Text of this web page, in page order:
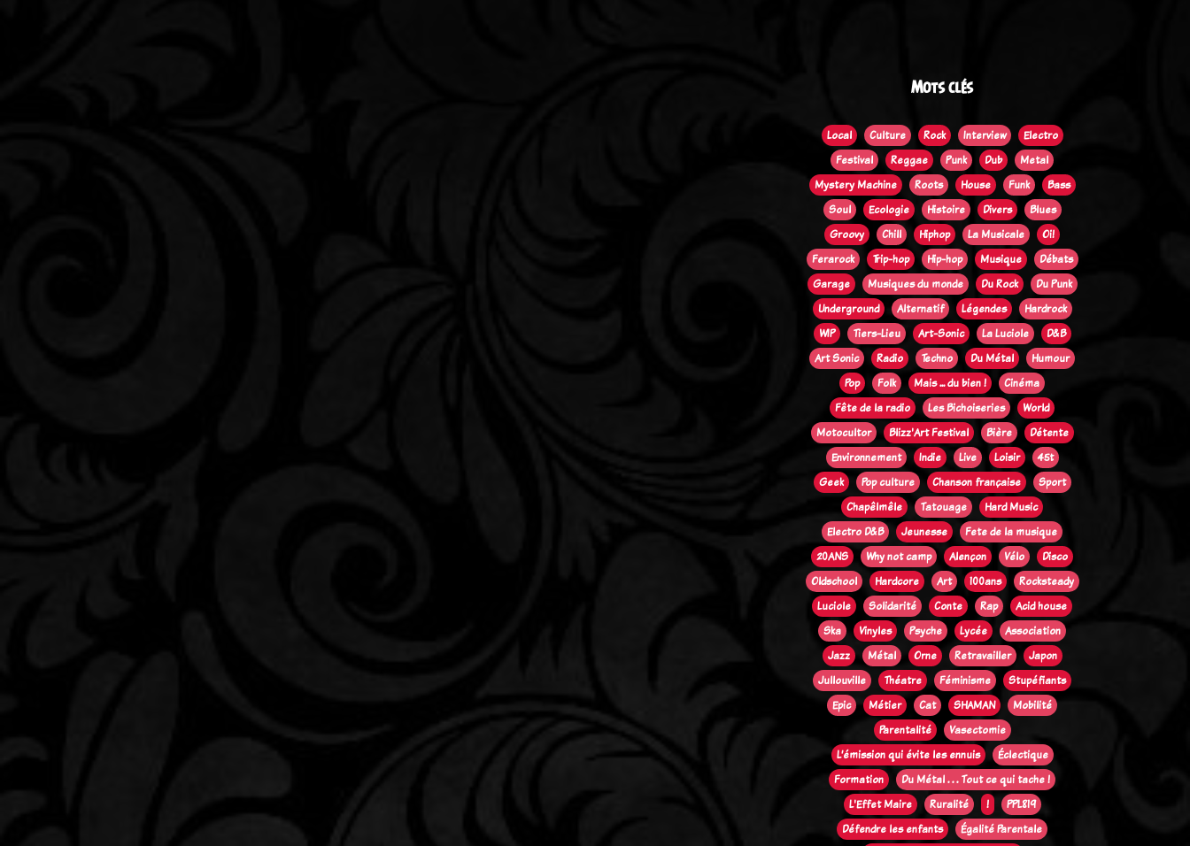
Mots clés
Local Culture Rock Interview
Electro
Festival
Reggae Punk Dub
Metal
Mystery Machine
Roots House Funk
Bass
Soul
Ecologie Histoire Divers
Blues
Groovy
Chill Hiphop La Musicale
Oi!
Ferarock
Trip-hop Hip-hop Musique
Débats
Garage
Musiques du monde Du Rock
Du Punk
Underground
Alternatif Légendes
Hardrock
WIP
Tiers-Lieu Art-Sonic La Luciole
D&B
Art Sonic
Radio Techno Du Métal
Humour
Pop
Folk Mais ... du bien !
Cinéma
Fête de la radio
Les Bichoiseries
World
Motocultor
Blizz'Art Festival Bière
Détente
Environnement
Indie Live Loisir
45t
Geek
Pop culture Chanson française
Sport
Chapêlmêle
Tatouage
Hard Music
Electro D&B
Jeunesse
Fete de la musique
20ANS
Why not camp Alençon Vélo
Disco
Oldschool
Hardcore Art 100ans
Rocksteady
Luciole
Solidarité Conte Rap
Acid house
Ska
Vinyles Psyche Lycée
Association
Jazz
Métal Orne Retravailler
Japon
Jullouville
Théatre Féminisme
Stupéfiants
Epic
Métier Cat SHAMAN
Mobilité
Parentalité
Vasectomie
L’émission qui évite les ennuis
Éclectique
Formation
Du Métal . . . Tout ce qui tache !
L'Effet Maire
Ruralité !
PPL819
Défendre les enfants
Égalité Parentale